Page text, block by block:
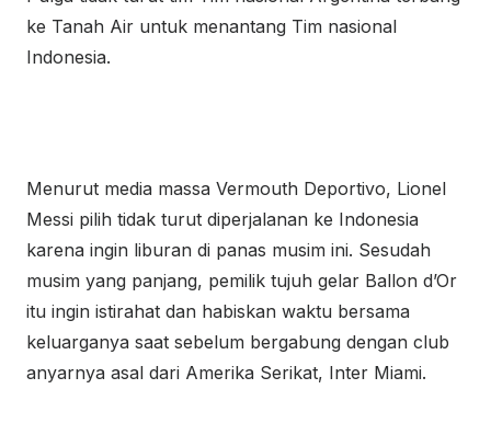
ke Tanah Air untuk menantang Tim nasional
Indonesia.
Menurut media massa Vermouth Deportivo, Lionel
Messi pilih tidak turut diperjalanan ke Indonesia
karena ingin liburan di panas musim ini. Sesudah
musim yang panjang, pemilik tujuh gelar Ballon d’Or
itu ingin istirahat dan habiskan waktu bersama
keluarganya saat sebelum bergabung dengan club
anyarnya asal dari Amerika Serikat, Inter Miami.